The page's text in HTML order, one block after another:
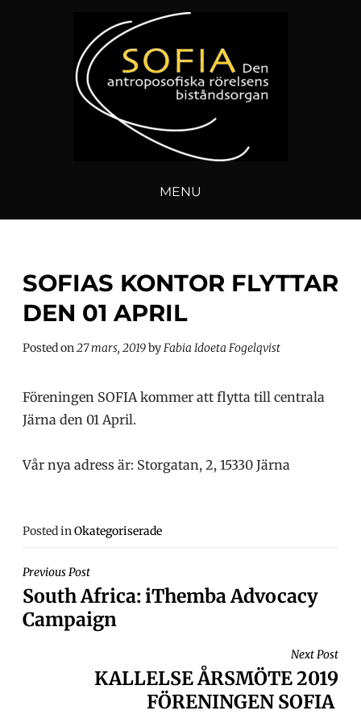
MENU
SOFIAS KONTOR FLYTTAR
DEN 01 APRIL
Posted on27 mars, 2019byFabia Idoeta Fogelqvist
Föreningen SOFIA kommer att flytta till centrala
Järna den 01 April.
Vår nya adress är: Storgatan, 2, 15330 Järna
Posted inOkategoriserade
INLÄGGSNAVIGERING
Previous Post
South Africa: iThemba Advocacy
Campaign
Next Post
KALLELSE ÅRSMÖTE 2019
FÖRENINGEN SOFIA